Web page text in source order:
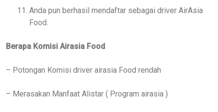
Anda pun berhasil mendaftar sebagai driver AirAsia
Food.
Berapa Komisi Airasia Food
– Potongan Komisi driver airasia Food rendah
– Merasakan Manfaat Alistar ( Program airasia )